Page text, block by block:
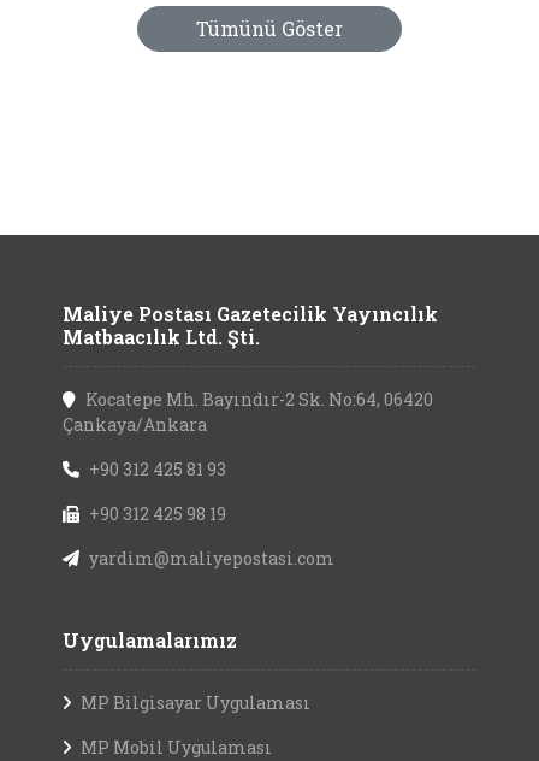
Tümünü Göster
Maliye Postası Gazetecilik Yayıncılık
Matbaacılık Ltd. Şti.
Kocatepe Mh. Bayındır-2 Sk. No:64, 06420
Çankaya/Ankara
+90 312 425 81 93
+90 312 425 98 19
yardim@maliyepostasi.com
Uygulamalarımız
MP Bilgisayar Uygulaması
MP Mobil Uygulaması